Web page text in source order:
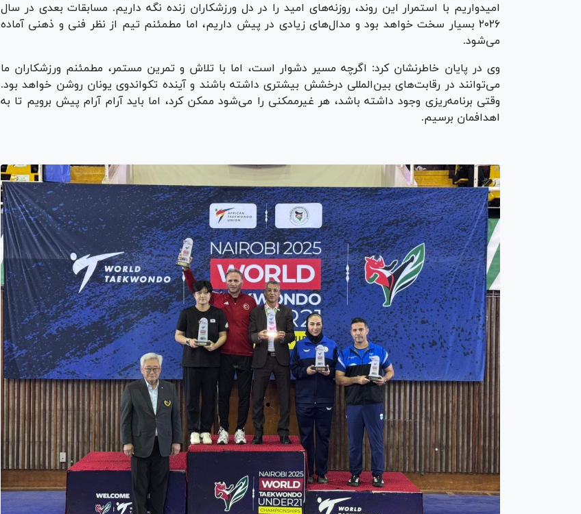
امیدواریم با استمرار این روند، روزنه‌های امید را در دل ورزشکاران زنده نگه داریم. مسابقات بعدی در سال
۲۰۲۶ بسیار سخت خواهد بود و مدال‌های زیادی در پیش داریم، اما مطمئنم تیم از نظر فنی و ذهنی آماده
می‌شود.
وی در پایان خاطرنشان کرد: اگرچه مسیر دشوار است، اما با تلاش و تمرین مستمر، مطمئنم ورزشکاران ما
می‌توانند در رقابت‌های بین‌المللی درخشش بیشتری داشته باشند و آینده تکواندوی یونان روشن خواهد بود.
وقتی برنامه‌ریزی وجود داشته باشد، هر غیرممکنی را می‌شود ممکن کرد، اما باید آرام آرام پیش برویم تا به
اهدافمان برسیم.